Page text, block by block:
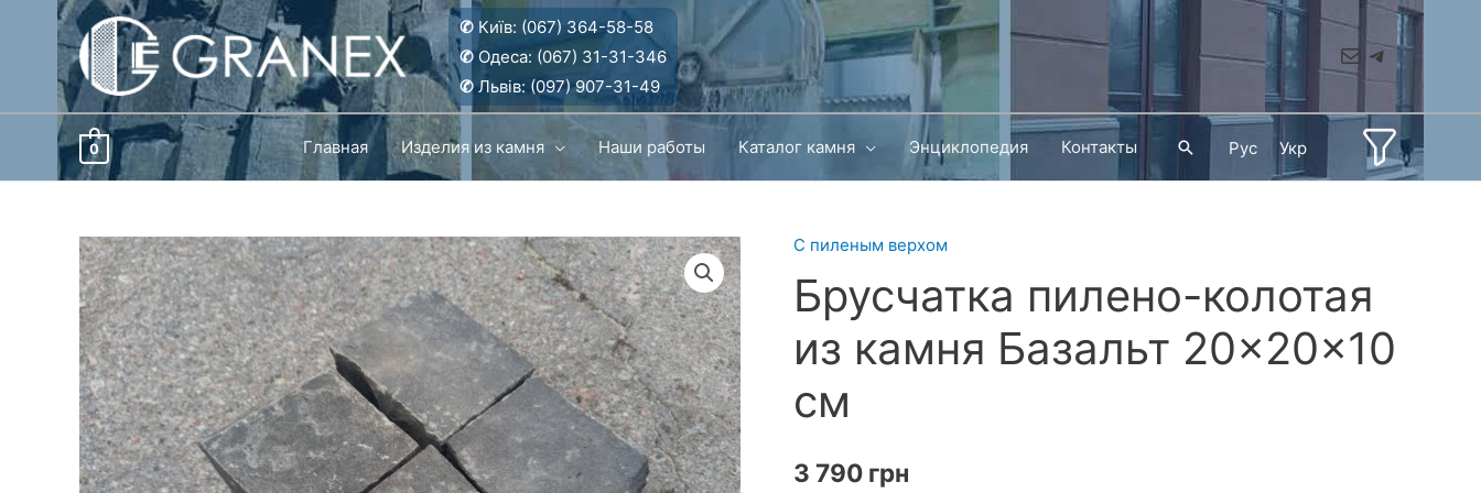
Перейти
содержимому
✆ Київ: (067) 364-58-58
✆Одеса: (067) 31-31-346
✆Львів: (097) 907-31-49
MailTelegram
0 Главная Изделия из камня Наши работы Каталог камня Энциклопедия Контакты ПоискРус Укр
С пиленым верхом
Брусчатка пилено-колотая
из камня Базальт 20×20×10
см
3 790 грн